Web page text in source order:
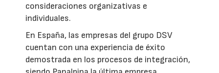
consideraciones organizativas e
individuales.
En España, las empresas del grupo DSV
cuentan con una experiencia de éxito
demostrada en los procesos de integración,